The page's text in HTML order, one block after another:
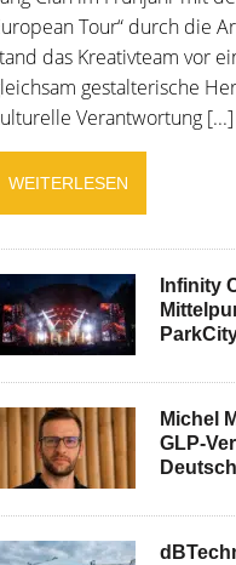
Tour“ durch die
das Kreativteam vor
gestalterische
Verantwortung [...]
WEITERLESEN
Infinity
Michel
GLP-